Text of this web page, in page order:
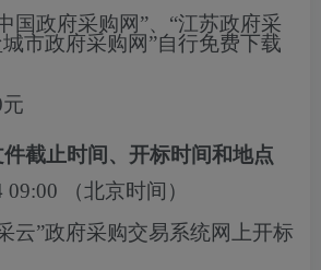
国政府采购网”、“江苏政府采
城市政府采购网”自行免费下载
截止时间、开标时间和地点
09:00 （北京时间）
云”政府采购交易系统网上开标